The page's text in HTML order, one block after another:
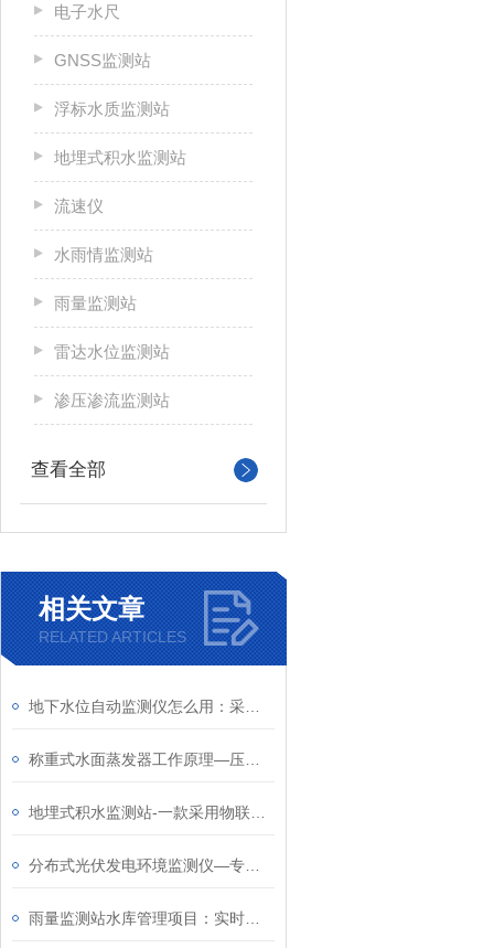
电子水尺
GNSS监测站
浮标水质监测站
地埋式积水监测站
流速仪
水雨情监测站
雨量监测站
雷达水位监测站
渗压渗流监测站
查看全部
相关文章
RELATED ARTICLES